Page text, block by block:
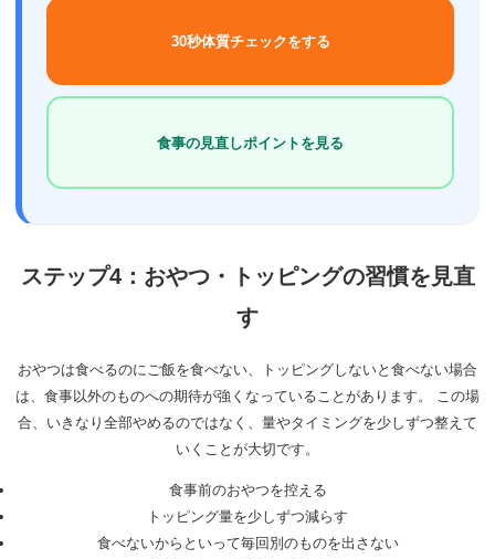
30秒体質チェックをする
食事の見直しポイントを見る
ステップ4：おやつ・トッピングの習慣を見直
す
おやつは食べるのにご飯を食べない、トッピングしないと食べない場合
は、食事以外のものへの期待が強くなっていることがあります。 この場
合、いきなり全部やめるのではなく、量やタイミングを少しずつ整えて
いくことが大切です。
食事前のおやつを控える
トッピング量を少しずつ減らす
食べないからといって毎回別のものを出さない